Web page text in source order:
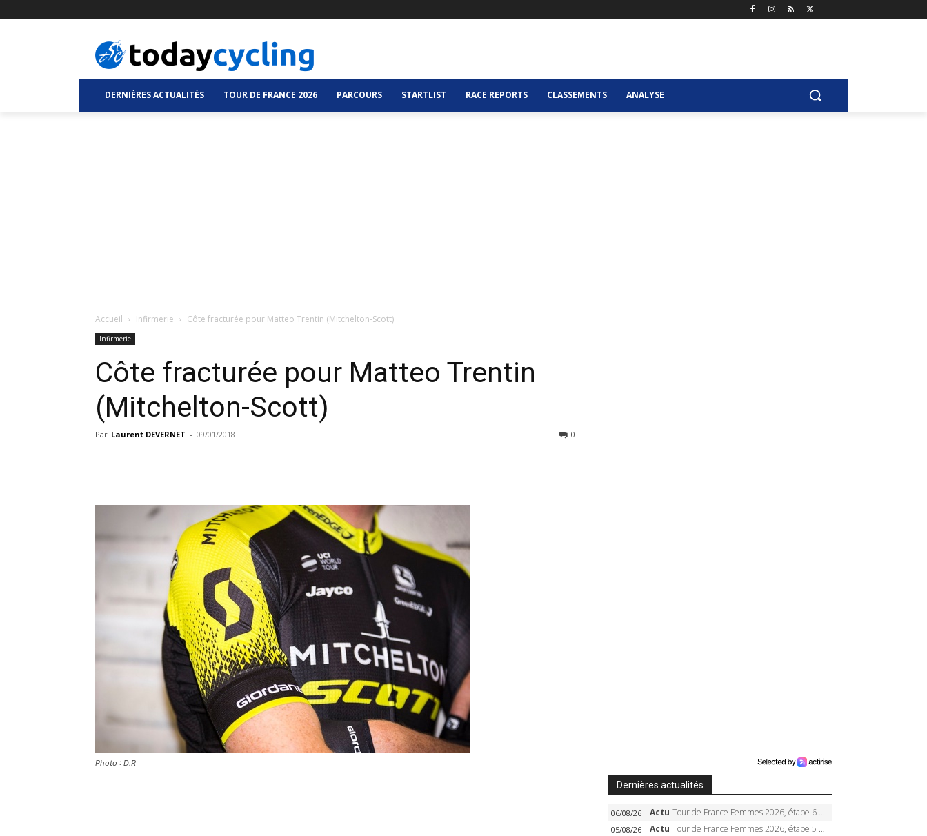
DERNIÈRES ACTUALITÉS TOUR DE FRANCE 2026 PARCOURS STARTLIST RACE REPORTS CLASSEMENTS ANALYSE
Accueil Infirmerie Côte fracturée pour Matteo Trentin (Mitchelton-Scott)
Infirmerie
Côte fracturée pour Matteo Trentin
(Mitchelton-Scott)
Par Laurent DEVERNET - 09/01/2018 0
Photo : D.R
Dernières actualités
06/08/26 Actu Tour de France Femmes 2026, étape 6 – Kim Le Court-Pienaar gagne à Tournon, Reusser en jaune
05/08/26 Actu Tour de France Femmes 2026, étape 5 – Demi Vollering gagne à Belleville, Reusser en jaune, Ferrand-Prévot coule